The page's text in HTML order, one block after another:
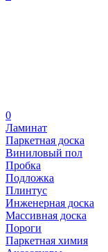
0
Ламинат
Паркетная доска
Виниловый пол
Пробка
Подложка
Плинтус
Инженерная доска
Массивная доска
Пороги
Паркетная химия